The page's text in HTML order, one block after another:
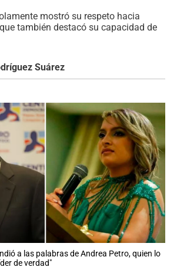
mostró su respeto hacia
también destacó su capacidad de
Suárez
a las palabras de Andrea Petro, quien lo
de verdad"